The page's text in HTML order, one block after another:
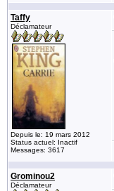
Taffy
Déclamateur
Depuis le: 19 mars 2012
Status actuel: Inactif
Messages: 3617
Grominou2
Déclamateur